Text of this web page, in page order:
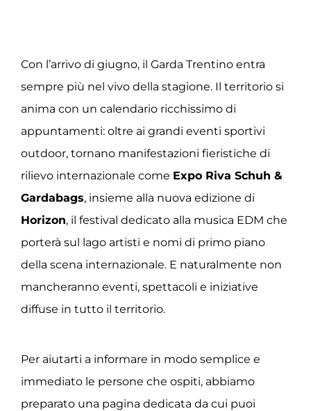
Con l’arrivo di giugno, il Garda Trentino entra
sempre più nel vivo della stagione. Il territorio si
anima con un calendario ricchissimo di
appuntamenti: oltre ai grandi eventi sportivi
outdoor, tornano manifestazioni fieristiche di
rilievo internazionale come Expo Riva Schuh &
Gardabags, insieme alla nuova edizione di
Horizon, il festival dedicato alla musica EDM che
porterà sul lago artisti e nomi di primo piano
della scena internazionale. E naturalmente non
mancheranno eventi, spettacoli e iniziative
diffuse in tutto il territorio.
Per aiutarti a informare in modo semplice e
immediato le persone che ospiti, abbiamo
preparato una pagina dedicata da cui puoi